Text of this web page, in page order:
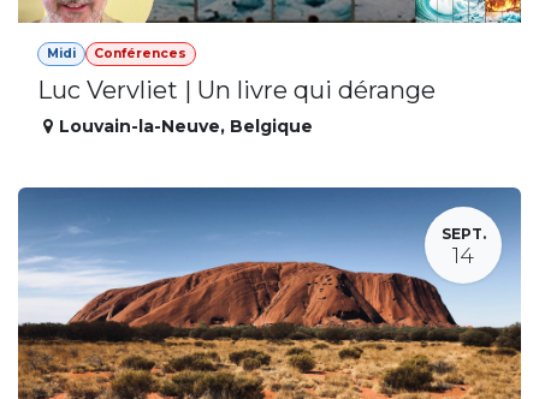
Midi Conférences
Luc Vervliet | Un livre qui dérange
Louvain-la-Neuve, Belgique
SEPT.
14